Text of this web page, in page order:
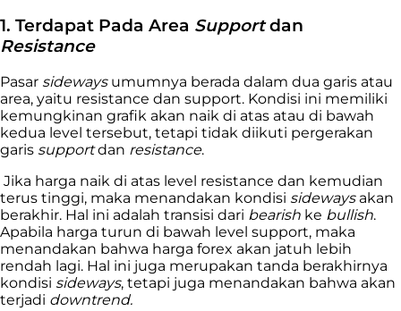
1. Terdapat Pada Area Supportdan
Resistance
Pasar sidewaysumumnya berada dalam dua garis atau
area, yaitu resistance dan support. Kondisi ini memiliki
kemungkinan grafik akan naik di atas atau di bawah
kedua level tersebut, tetapi tidak diikuti pergerakan
garis supportdan resistance.
Jika harga naik di atas level resistance dan kemudian
terus tinggi, maka menandakan kondisi sidewaysakan
berakhir. Hal ini adalah transisi dari bearish ke bullish.
Apabila harga turun di bawah level support, maka
menandakan bahwa harga forex akan jatuh lebih
rendah lagi. Hal ini juga merupakan tanda berakhirnya
kondisi sideways, tetapi juga menandakan bahwa akan
terjadi downtrend.